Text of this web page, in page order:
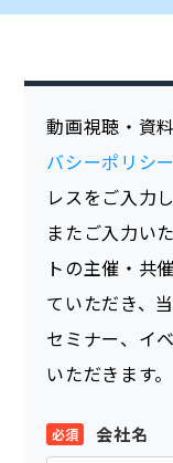
動画視聴・資
バシーポリシー
レスをご入力
またご入力い
トの主催・共
ていただき、
セミナー、イ
いただきます。
会社名